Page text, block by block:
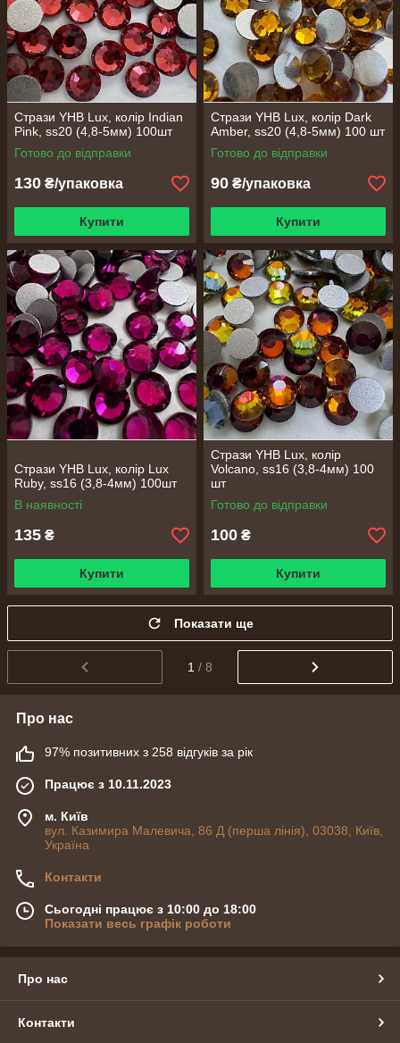
Стрази YHB Lux, колір Indian
Pink, ss20 (4,8-5мм) 100шт
Готово до відправки
130 ₴/упаковка
Купити
Стрази YHB Lux, колір Dark
Amber, ss20 (4,8-5мм) 100 шт
Готово до відправки
90 ₴/упаковка
Купити
Стрази YHB Lux, колір Lux
Ruby, ss16 (3,8-4мм) 100шт
В наявності
135 ₴
Купити
Стрази YHB Lux, колір
Volcano, ss16 (3,8-4мм) 100
шт
Готово до відправки
100 ₴
Купити
Показати ще
1 / 8
Про нас
97% позитивних з 258 відгуків за рік
Працює з 10.11.2023
м. Київ
вул. Казимира Малевича, 86 Д (перша лінія), 03038, Київ,
Україна
Контакти
Сьогодні працює з 10:00 до 18:00
Показати весь графік роботи
Про нас
Контакти